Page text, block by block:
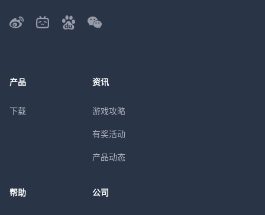
产品
下载
资讯
游戏攻略
有奖活动
产品动态
帮助 公司